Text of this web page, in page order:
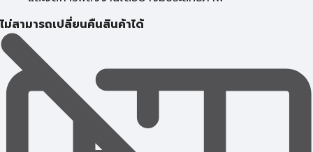
ไม่สามารถเปลี่ยนคืนสินค้าได้